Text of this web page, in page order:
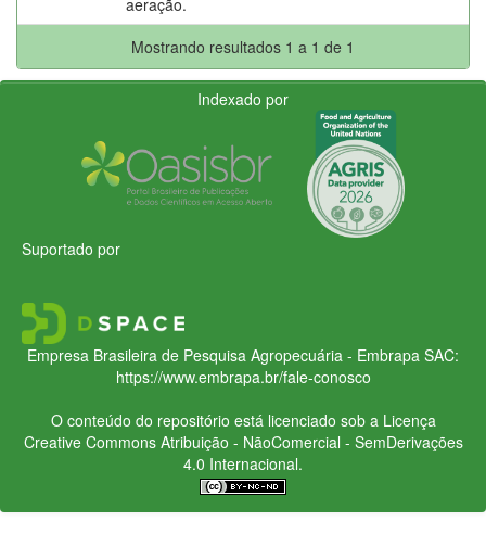
Mostrando resultados 1 a 1 de 1
Indexado por
Suportado por
Empresa Brasileira de Pesquisa Agropecuária - Embrapa SAC:
https://www.embrapa.br/fale-conosco
O conteúdo do repositório está licenciado sob a Licença
Creative CommonsAtribuição - NãoComercial - SemDerivações
4.0 Internacional.